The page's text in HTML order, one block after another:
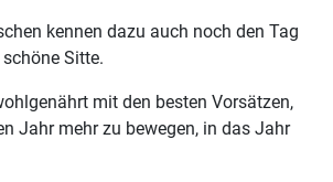
kennen dazu auch noch den Tag
Sitte.
mit den besten Vorsätzen,
Jahr mehr zu bewegen, in das Jahr